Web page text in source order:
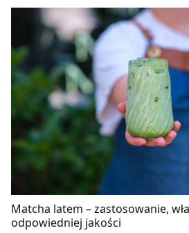
Matcha latem – zastosowanie,
odpowiedniej jakości